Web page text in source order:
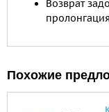
Возврат
Похожие